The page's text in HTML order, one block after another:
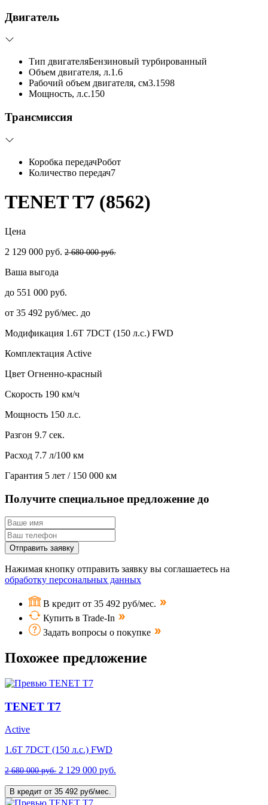
Двигатель
Тип двигателяБензиновый турбированный
Объем двигателя, л.1.6
Рабочий объем двигателя, см3.1598
Мощность, л.с.150
Трансмиссия
Коробка передачРобот
Количество передач7
TENET T7 (8562)
Цена
2 129 000 руб. 2 680 000 руб.
Ваша выгода
до 551 000 руб.
от 35 492 руб/мес. до
Модификация 1.6T 7DCT (150 л.с.) FWD
Комплектация Active
Цвет Огненно-красный
Скорость 190 км/ч
Мощность 150 л.с.
Разгон 9.7 сек.
Расход 7.7 л/100 км
Гарантия 5 лет / 150 000 км
Получите специальное предложение до
Отправить заявку
Нажимая кнопку отправить заявку вы соглашаетесь на
обработку персональных данных
В кредит от 35 492 руб/мес.
Купить в Trade-In
Задать вопросы о покупке
Похожее предложение
TENET T7
Active
1.6T 7DCT (150 л.с.) FWD
2 680 000 руб. 2 129 000 руб.
В кредит от 35 492 руб/мес.